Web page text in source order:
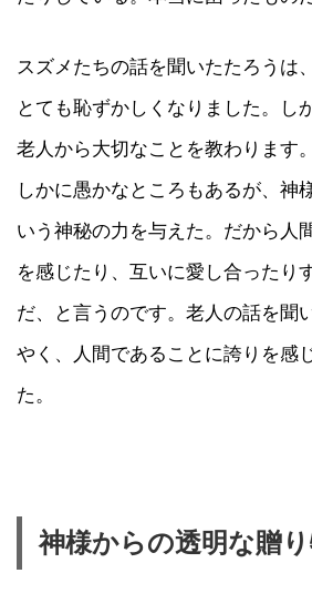
スズメたちの話を聞いたたろうは
とても恥ずかしくなりました。し
老人から大切なことを教わります
しかに愚かなところもあるが、神
いう神秘の力を与えた。だから人
を感じたり、互いに愛し合ったり
だ、と言うのです。老人の話を聞
やく、人間であることに誇りを感
た。
神様からの透明な贈